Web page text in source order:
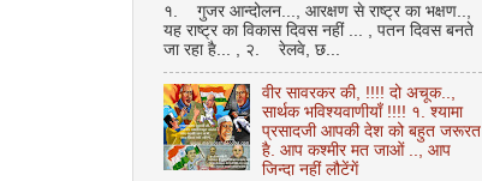
१. गुजर आन्दोलन..., आरक्षण से राष्ट्र का भक्षण..,
यह राष्ट्र का विकास दिवस नहीं ... , पतन दिवस बनते
जा रहा है... , २. रेलवे, छ...
वीर सावरकर की, !!!! दो अचूक..,
सार्थक भविश्यवाणीयाँ !!!! १. श्यामा
प्रसादजी आपकी देश को बहुत जरूरत
है. आप कश्मीर मत जाओं .., आप
जिन्दा नहीं लौटेंगें